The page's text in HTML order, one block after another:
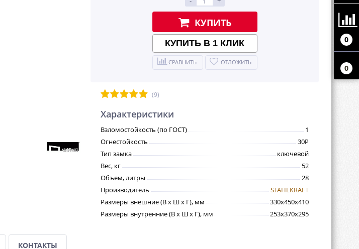
КУПИТЬ
КУПИТЬ В 1 КЛИК
СРАВНИТЬ ОТЛОЖИТЬ
(9)
Характеристики
Взломостойкость (по ГОСТ)
1
Огнестойкость
30P
Тип замка
ключевой
Вес, кг
52
Объем, литры
28
Производитель
STAHLKRAFT
Размеры внешние (В х Ш х Г), мм
330х450х410
Размеры внутренние (В х Ш х Г), мм
253х370х295
КОНТАКТЫ
0
0